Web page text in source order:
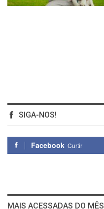
SIGA-NOS!
Facebook Curtir
MAIS ACESSADAS DO MÊS